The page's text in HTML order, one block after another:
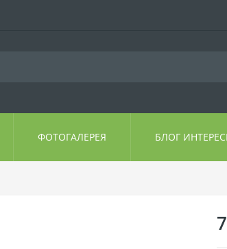
ФОТОГАЛЕРЕЯ БЛОГ